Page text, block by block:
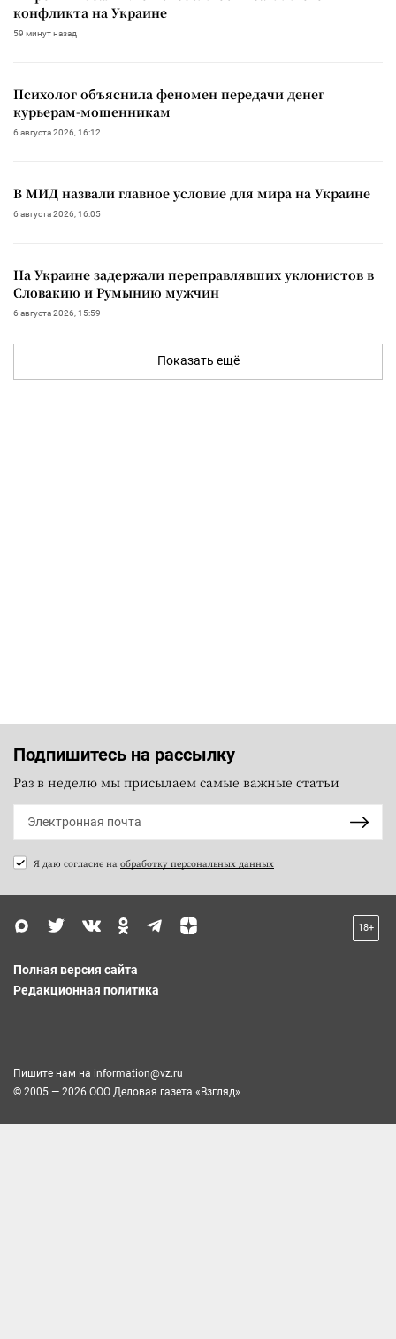
конфликта на Украине
59 минут назад
Психолог объяснила феномен передачи денег
курьерам-мошенникам
6 августа 2026, 16:12
В МИД назвали главное условие для мира на Украине
6 августа 2026, 16:05
На Украине задержали переправлявших уклонистов в
Словакию и Румынию мужчин
6 августа 2026, 15:59
Показать ещё
Подпишитесь на рассылку
Раз в неделю мы присылаем самые важные статьи
Я даю согласие на обработку персональных данных
18+
Полная версия сайта
Редакционная политика
Пишите нам на information@vz.ru
© 2005 — 2026 ООО Деловая газета «Взгляд»